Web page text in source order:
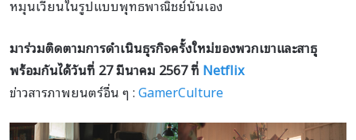
หมุนเวียนในรูปแบบพุทธพาณิชย์นั่นเอง
มาร่วมติดตามการดำเนินธุรกิจครั้งใหม่ของพวกเขาและสาธุ
พร้อมกันได้วันที่ 27 มีนาคม 2567 ที่ Netflix
ข่าวสารภาพยนตร์อื่น ๆ :GamerCulture